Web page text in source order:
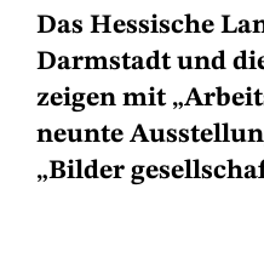
Das Hessische
Darmstadt und
zeigen mit
neunte
„Bilder